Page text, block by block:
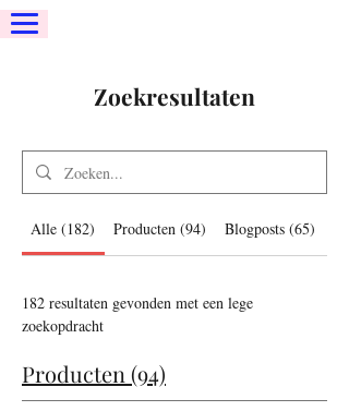
Zoekresultaten
Alle (182) Producten (94) Blogposts (65)
182 resultaten gevonden met een lege
zoekopdracht
Producten (94)